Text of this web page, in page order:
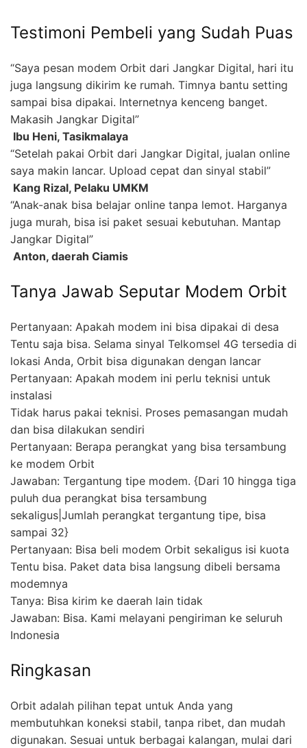
Testimoni Pembeli yang Sudah Puas
“Saya pesan modem Orbit dari Jangkar Digital, hari itu
juga langsung dikirim ke rumah. Timnya bantu setting
sampai bisa dipakai. Internetnya kenceng banget.
Makasih Jangkar Digital”
 Ibu Heni, Tasikmalaya
“Setelah pakai Orbit dari Jangkar Digital, jualan online
saya makin lancar. Upload cepat dan sinyal stabil”
 Kang Rizal, Pelaku UMKM
“Anak-anak bisa belajar online tanpa lemot. Harganya
juga murah, bisa isi paket sesuai kebutuhan. Mantap
Jangkar Digital”
 Anton, daerah Ciamis
Tanya Jawab Seputar Modem Orbit
Pertanyaan: Apakah modem ini bisa dipakai di desa
Tentu saja bisa. Selama sinyal Telkomsel 4G tersedia di
lokasi Anda, Orbit bisa digunakan dengan lancar
Pertanyaan: Apakah modem ini perlu teknisi untuk
instalasi
Tidak harus pakai teknisi. Proses pemasangan mudah
dan bisa dilakukan sendiri
Pertanyaan: Berapa perangkat yang bisa tersambung
ke modem Orbit
Jawaban: Tergantung tipe modem. {Dari 10 hingga tiga
puluh dua perangkat bisa tersambung
sekaligus|Jumlah perangkat tergantung tipe, bisa
sampai 32}
Pertanyaan: Bisa beli modem Orbit sekaligus isi kuota
Tentu bisa. Paket data bisa langsung dibeli bersama
modemnya
Tanya: Bisa kirim ke daerah lain tidak
Jawaban: Bisa. Kami melayani pengiriman ke seluruh
Indonesia
Ringkasan
Orbit adalah pilihan tepat untuk Anda yang
membutuhkan koneksi stabil, tanpa ribet, dan mudah
digunakan. Sesuai untuk berbagai kalangan, mulai dari